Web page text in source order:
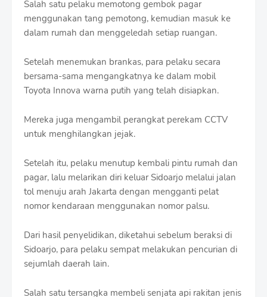
Salah satu pelaku memotong gembok pagar
menggunakan tang pemotong, kemudian masuk ke
dalam rumah dan menggeledah setiap ruangan.
Setelah menemukan brankas, para pelaku secara
bersama-sama mengangkatnya ke dalam mobil
Toyota Innova warna putih yang telah disiapkan.
Mereka juga mengambil perangkat perekam CCTV
untuk menghilangkan jejak.
Setelah itu, pelaku menutup kembali pintu rumah dan
pagar, lalu melarikan diri keluar Sidoarjo melalui jalan
tol menuju arah Jakarta dengan mengganti pelat
nomor kendaraan menggunakan nomor palsu.
Dari hasil penyelidikan, diketahui sebelum beraksi di
Sidoarjo, para pelaku sempat melakukan pencurian di
sejumlah daerah lain.
Salah satu tersangka membeli senjata api rakitan jenis